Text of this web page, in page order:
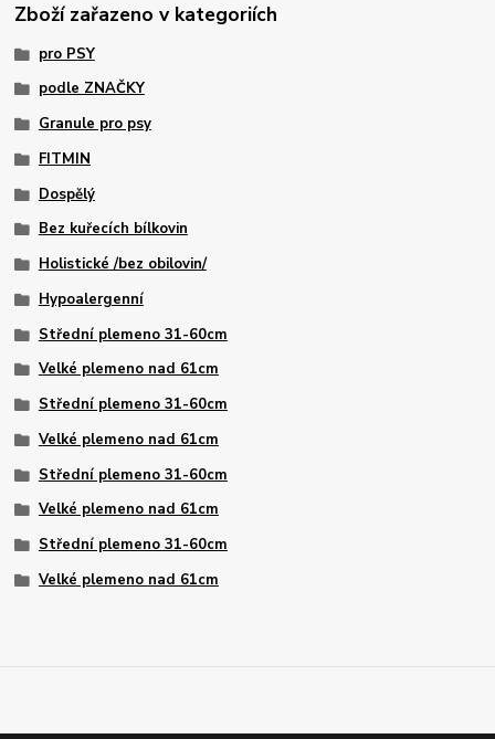
Zboží zařazeno v kategoriích
pro PSY
podle ZNAČKY
Granule pro psy
FITMIN
Dospělý
Bez kuřecích bílkovin
Holistické /bez obilovin/
Hypoalergenní
Střední plemeno 31-60cm
Velké plemeno nad 61cm
Střední plemeno 31-60cm
Velké plemeno nad 61cm
Střední plemeno 31-60cm
Velké plemeno nad 61cm
Střední plemeno 31-60cm
Velké plemeno nad 61cm